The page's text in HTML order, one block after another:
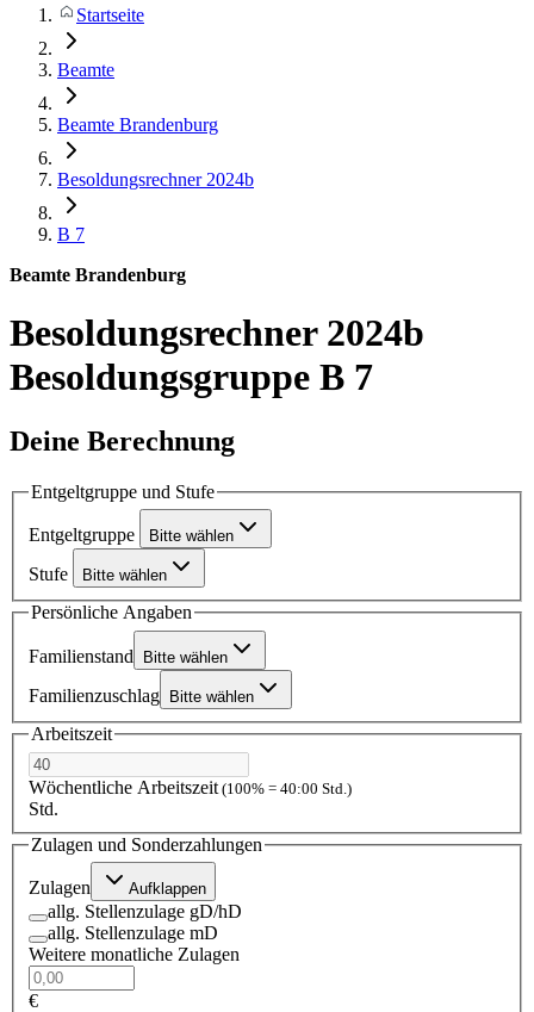
Startseite
Beamte
Beamte Brandenburg
Besoldungsrechner 2024b
B 7
Beamte Brandenburg
Besoldungsrechner 2024b
Besoldungsgruppe B 7
Deine Berechnung
Entgeltgruppe und Stufe
Entgeltgruppe Bitte wählen
Stufe Bitte wählen
Persönliche Angaben
Familienstand Bitte wählen
Familienzuschlag Bitte wählen
Arbeitszeit
Wöchentliche Arbeitszeit (100% = 40:00 Std.)
Std.
Zulagen und Sonderzahlungen
Zulagen Aufklappen
allg. Stellenzulage gD/hD
allg. Stellenzulage mD
Weitere monatliche Zulagen
€